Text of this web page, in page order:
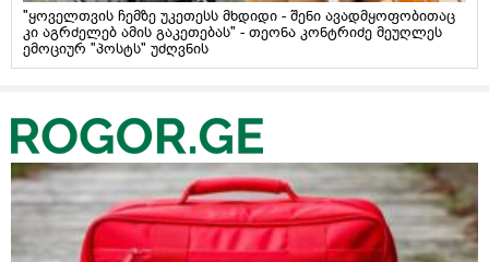
"ყოველთვის ჩემზე უკეთესს მხდიდი - შენი ავადმყოფობითაც
კი აგრძელებ ამის გაკეთებას" - თეონა კონტრიძე მეუღლეს
ემოციურ "პოსტს" უძღვნის